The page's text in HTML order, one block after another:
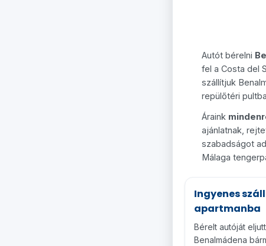
Autót bérelni
fel a Costa del
szállítjuk
repülőtéri
Áraink
ajánlatnak,
szabadságot
Málaga
Ingyenes
apartmanba
Bérelt autóját
Benalmádena